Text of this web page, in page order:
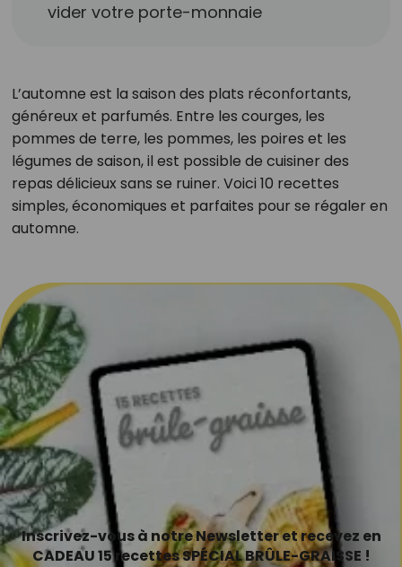
vider votre porte-monnaie
L’automne est la saison des plats réconfortants,
généreux et parfumés. Entre les courges, les
pommes de terre, les pommes, les poires et les
légumes de saison, il est possible de cuisiner des
repas délicieux sans se ruiner. Voici 10 recettes
simples, économiques et parfaites pour se régaler en
automne.
Inscrivez-vous à notre Newsletter et recevez en
CADEAU 15 recettes SPÉCIAL BRÛLE-GRAISSE !